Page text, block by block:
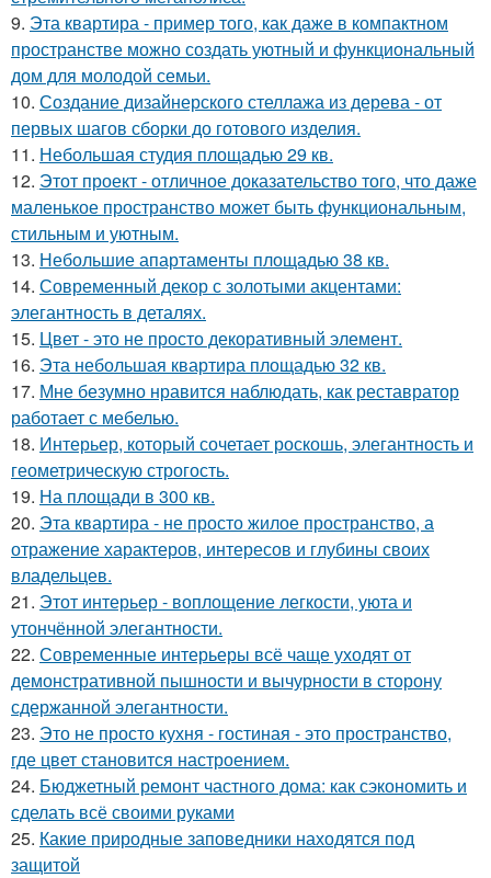
9. Эта квартира - пример того, как даже в компактном
пространстве можно создать уютный и функциональный
дом для молодой семьи.
10. Создание дизайнерского стеллажа из дерева - от
первых шагов сборки до готового изделия.
11. Небольшая студия площадью 29 кв.
12. Этот проект - отличное доказательство того, что даже
маленькое пространство может быть функциональным,
стильным и уютным.
13. Небольшие апартаменты площадью 38 кв.
14. Современный декор с золотыми акцентами:
элегантность в деталях.
15. Цвет - это не просто декоративный элемент.
16. Эта небольшая квартира площадью 32 кв.
17. Мне безумно нравится наблюдать, как реставратор
работает с мебелью.
18. Интерьер, который сочетает роскошь, элегантность и
геометрическую строгость.
19. На площади в 300 кв.
20. Эта квартира - не просто жилое пространство, а
отражение характеров, интересов и глубины своих
владельцев.
21. Этот интерьер - воплощение легкости, уюта и
утончённой элегантности.
22. Современные интерьеры всё чаще уходят от
демонстративной пышности и вычурности в сторону
сдержанной элегантности.
23. Это не просто кухня - гостиная - это пространство,
где цвет становится настроением.
24. Бюджетный ремонт частного дома: как сэкономить и
сделать всё своими руками
25. Какие природные заповедники находятся под
защитой